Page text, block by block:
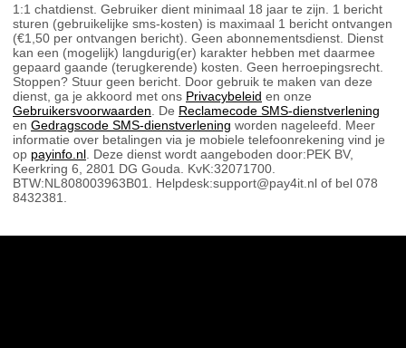
1:1 chatdienst. Gebruiker dient minimaal 18 jaar te zijn. 1 bericht
sturen (gebruikelijke sms-kosten) is maximaal 1 bericht ontvangen
(€1,50 per ontvangen bericht). Geen abonnementsdienst. Dienst
kan een (mogelijk) langdurig(er) karakter hebben met daarmee
gepaard gaande (terugkerende) kosten. Geen herroepingsrecht.
Stoppen? Stuur geen bericht. Door gebruik te maken van deze
dienst, ga je akkoord met ons Privacybeleid en onze
Gebruikersvoorwaarden . De Reclamecode SMS-dienstverlening
en Gedragscode SMS-dienstverlening worden nageleefd. Meer
informatie over betalingen via je mobiele telefoonrekening vind je
op payinfo.nl . Deze dienst wordt aangeboden door:PEK BV,
Keerkring 6, 2801 DG Gouda. KvK:32071700.
BTW:NL808003963B01. Helpdesk:support@pay4it.nl of bel 078
8432381.